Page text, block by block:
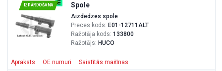
IZPĀRDOŠANA Spole
Aizdedzes spole
Preces kods: E01-12711ALT
Ražotāja kods: 133800
Ražotājs: HUCO
Apraksts OE numuri Saistītās mašīnas